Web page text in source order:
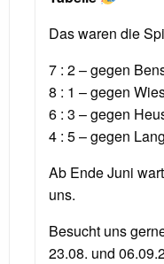
Das waren die
7 : 2 – gegen
8 : 1 – gegen
6 : 3 – gegen
4 : 5 – gegen
Ab Ende Juni
uns.
Besucht uns
23.08. und